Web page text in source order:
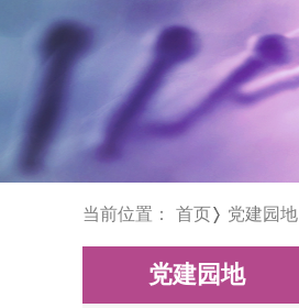
当前位置： 首页 党建园地
党建园地